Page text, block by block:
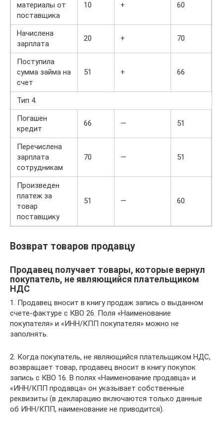
материалы от
поставщика
10 + 60
Начислена
зарплата
20 + 70
Поступила
сумма займа на
счет
51 + 66
Тип 4.
Погашен
кредит
66 — 51
Перечислена
зарплата
сотрудникам
70 — 51
Произведен
платеж за
товар
поставщику
51 — 60
Возврат товаров продавцу
Продавец получает товары, которые вернул
покупатель, не являющийся плательщиком
НДС
1. Продавец вносит в книгу продаж запись о выданном
счете-фактуре с КВО 26. Поля «Наименование
покупателя» и «ИНН/КПП покупателя» можно не
заполнять.
2. Когда покупатель, не являющийся плательщиком НДС,
возвращает товар, продавец вносит в книгу покупок
запись с КВО 16. В полях «Наименование продавца» и
«ИНН/КПП продавца» он указывает собственные
реквизиты (в декларацию включаются только данные
об ИНН/КПП, наименование не приводится).